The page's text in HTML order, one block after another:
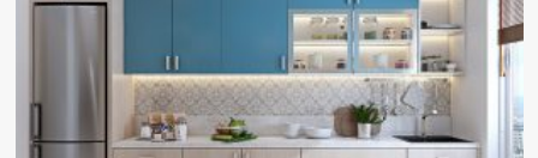
verlichting